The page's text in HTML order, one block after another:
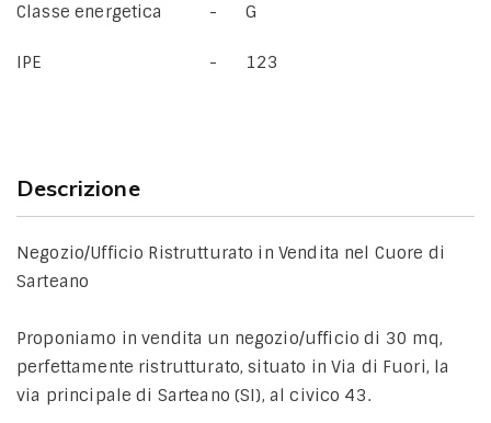
Classe energetica G
IPE 123
Descrizione
Negozio/Ufficio Ristrutturato in Vendita nel Cuore di
Sarteano
Proponiamo in vendita un negozio/ufficio di 30 mq,
perfettamente ristrutturato, situato in Via di Fuori, la
via principale di Sarteano (SI), al civico 43.